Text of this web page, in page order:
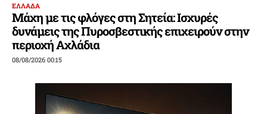
ΕΛΛΑΔΑ
Μάχη με τις φλόγες στη Σητεία: Ισχυρές
δυνάμεις της Πυροσβεστικής επιχειρούν στην
περιοχή Αχλάδια
08/08/2026 00:15